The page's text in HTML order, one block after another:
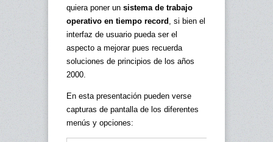
quiera poner un sistema de trabajo
operativo en tiempo record , si bien el
interfaz de usuario pueda ser el
aspecto a mejorar pues recuerda
soluciones de principios de los años
2000.
En esta presentación pueden verse
capturas de pantalla de los diferentes
menús y opciones: